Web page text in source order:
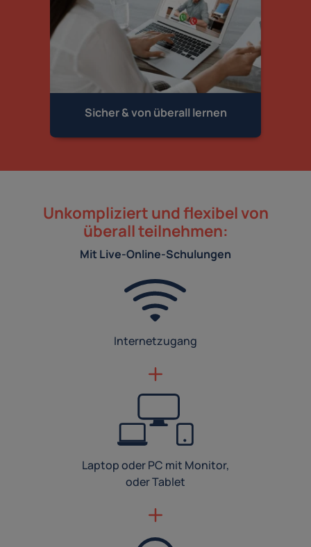
Sicher & von überall lernen
Unkompliziert und flexibel von
überall teilnehmen:
Mit Live-Online-Schulungen
Internetzugang
Laptop oder PC mit Monitor,
oder Tablet